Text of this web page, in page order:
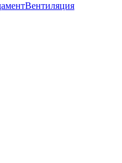
Вентиляция